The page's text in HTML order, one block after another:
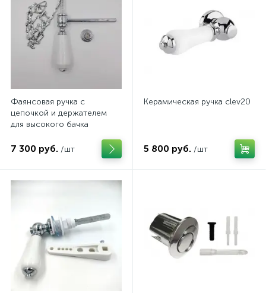
Фаянсовая ручка с
цепочкой и держателем
для высокого бачка
7 300 руб. /шт
Керамическая ручка clev20
5 800 руб. /шт